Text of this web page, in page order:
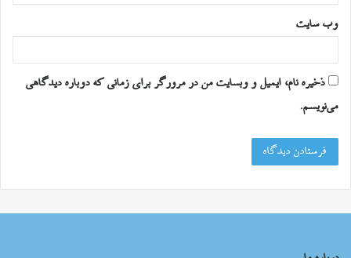
وب‌ سایت
ذخیره نام، ایمیل و وبسایت من در مرورگر برای زمانی که دوباره دیدگاهی
می‌نویسم.